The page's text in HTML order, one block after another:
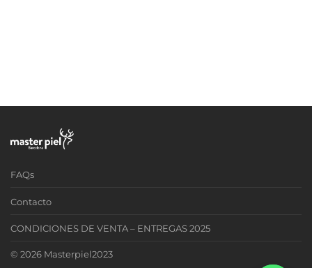
FAQs
Contacto
CONDICIONES DE VENTA – ENTREGAS 2025
© 2026 Masterpiel2023